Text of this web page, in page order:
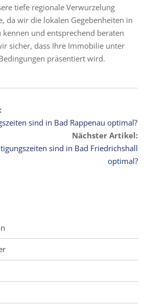
tiefe regionale Verwurzelung
da wir die lokalen Gegebenheiten in
kennen und entsprechend beraten
sicher, dass Ihre Immobilie unter
präsentiert wird.
sind in Bad Rappenau optimal?
Nächster Artikel:
sind in Bad Friedrichshall
optimal?